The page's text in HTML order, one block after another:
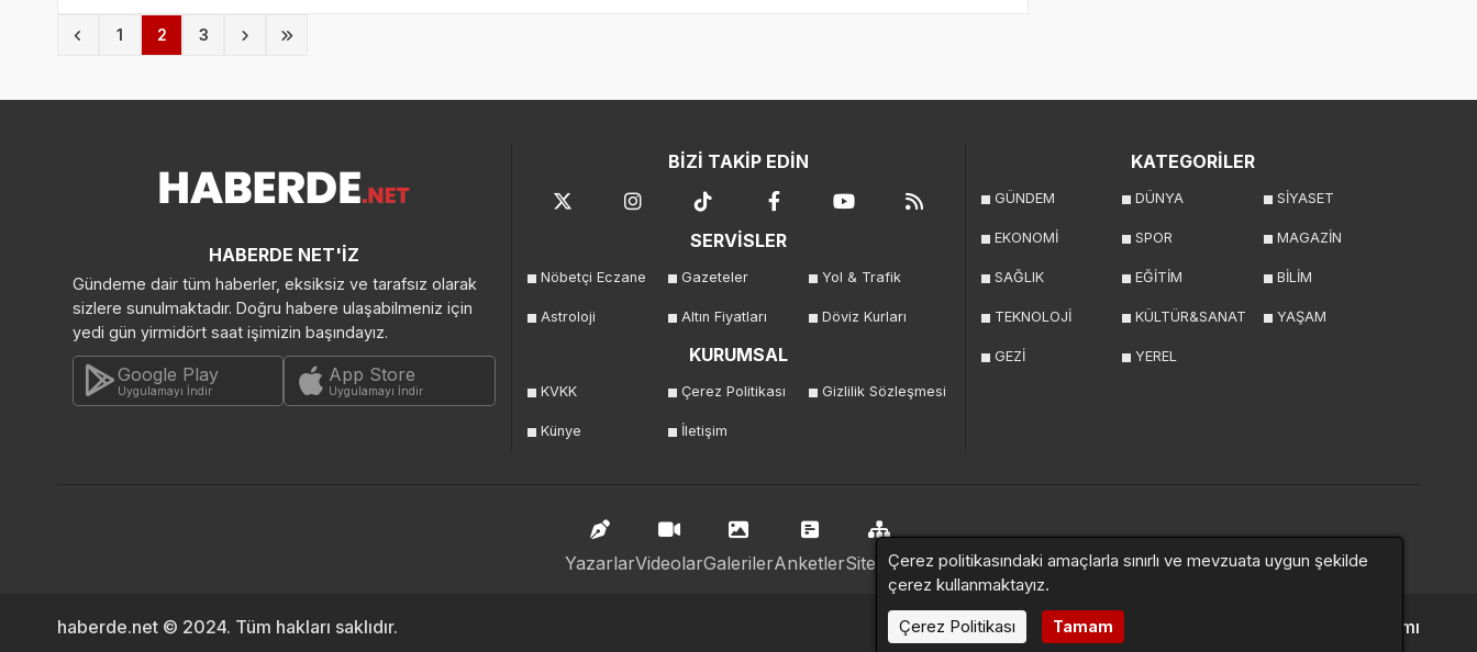
1 2(current)
3
HABERDE NET'İZ
Gündeme dair tüm haberler, eksiksiz ve tarafsız olarak
sizlere sunulmaktadır. Doğru habere ulaşabilmeniz için
yedi gün yirmidört saat işimizin başındayız.
Google Play
Uygulamayı İndir
App Store
Uygulamayı İndir
BİZİ TAKİP EDİN
SERVİSLER
Nöbetçi Eczane Gazeteler Yol & Trafik
Astroloji Altın Fiyatları Döviz Kurları
KURUMSAL
KVKK Çerez Politikası Gizlilik Sözleşmesi
Künye İletişim
KATEGORİLER
GÜNDEM DÜNYA SİYASET
EKONOMİ SPOR MAGAZİN
SAĞLIK EĞİTİM BİLİM
TEKNOLOJİ KÜLTÜR&SANAT YAŞAM
GEZİ YEREL
YazarlarVideolarGalerilerAnketlerSitemap
haberde.net © 2024. Tüm hakları saklıdır. Haber Yazılımı
Çerez politikasındaki amaçlarla sınırlı ve mevzuata uygun şekilde
çerez kullanmaktayız.
Çerez Politikası
Tamam